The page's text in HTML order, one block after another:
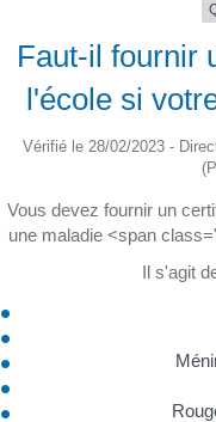
Faut-il fournir
l'école si
Vérifié le 28/02/2023 -
Vous devez fournir un
une maladie <span
Il s'agit